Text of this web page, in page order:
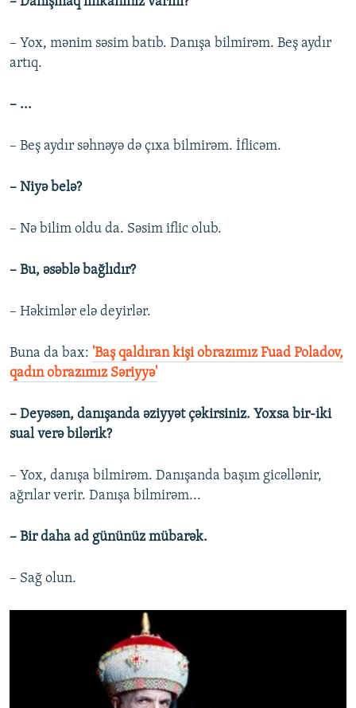
– Yox, mənim səsim batıb. Danışa bilmirəm. Beş aydır
artıq.
– ...
– Beş aydır səhnəyə də çıxa bilmirəm. İflicəm.
– Niyə belə?
– Nə bilim oldu da. Səsim iflic olub.
– Bu, əsəblə bağlıdır?
– Həkimlər elə deyirlər.
Buna da bax:​ 'Baş qaldıran kişi obrazımız Fuad Poladov,
qadın obrazımız Səriyyə'
– Deyəsən, danışanda əziyyət çəkirsiniz. Yoxsa bir-iki
sual verə bilərik?
– Yox, danışa bilmirəm. Danışanda başım gicəllənir,
ağrılar verir. Danışa bilmirəm...
– Bir daha ad gününüz mübarək.
– Sağ olun.